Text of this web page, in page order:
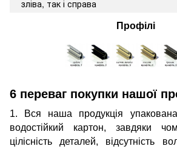
зліва, так і справа
Профілі
6 переваг покупки нашої
1. Вся наша продукція
водостійкий картон, завдяки
цілісність деталей, відсутність